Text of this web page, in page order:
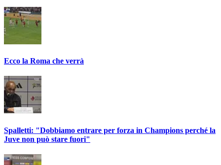
Ecco la Roma che verrà
Spalletti: "Dobbiamo entrare per forza in Champions perché la
Juve non può stare fuori"